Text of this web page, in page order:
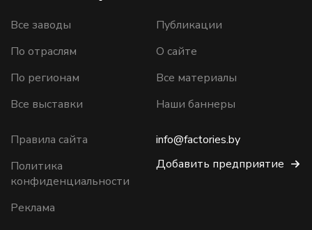
Все заводы
По отраслям
По регионам
Все выставки
Публикации
О сайте
Все материалы
Наши баннеры
Правила сайта
Политика
конфиденциальности
Реклама
info@factories.by
Добавить предприятие